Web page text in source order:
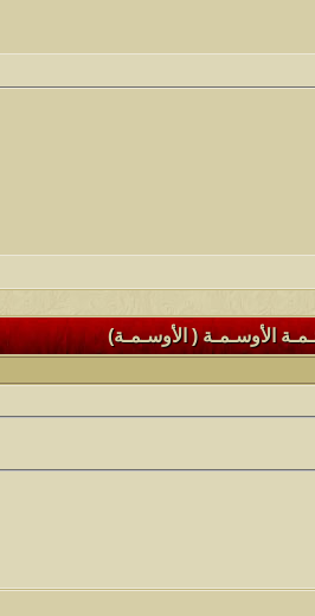
الأوسـمـة ( الأوسـمـة)